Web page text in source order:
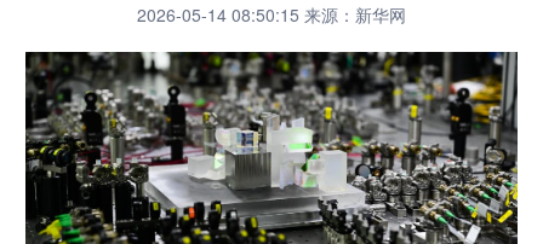
全球连线
科技 科创 量子 体育
文化 书画 健康 军事
访谈 视频 图片 政务
法律 中央文件 金融 汽车
2026-05-14 08:50:15 来源：新华网